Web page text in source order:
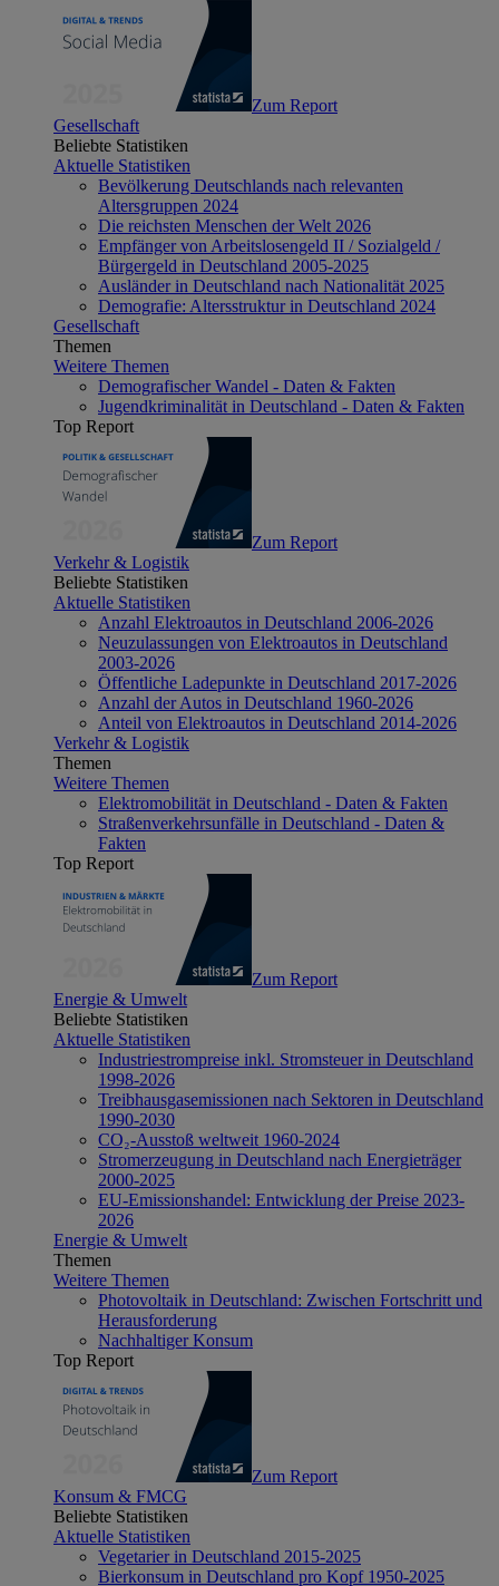
Zum Report
Gesellschaft
Beliebte Statistiken
Aktuelle Statistiken
Bevölkerung Deutschlands nach relevanten
Altersgruppen 2024
Die reichsten Menschen der Welt 2026
Empfänger von Arbeitslosengeld II / Sozialgeld /
Bürgergeld in Deutschland 2005-2025
Ausländer in Deutschland nach Nationalität 2025
Demografie: Altersstruktur in Deutschland 2024
Gesellschaft
Themen
Weitere Themen
Demografischer Wandel - Daten & Fakten
Jugendkriminalität in Deutschland - Daten & Fakten
Top Report
Zum Report
Verkehr & Logistik
Beliebte Statistiken
Aktuelle Statistiken
Anzahl Elektroautos in Deutschland 2006-2026
Neuzulassungen von Elektroautos in Deutschland
2003-2026
Öffentliche Ladepunkte in Deutschland 2017-2026
Anzahl der Autos in Deutschland 1960-2026
Anteil von Elektroautos in Deutschland 2014-2026
Verkehr & Logistik
Themen
Weitere Themen
Elektromobilität in Deutschland - Daten & Fakten
Straßenverkehrsunfälle in Deutschland - Daten &
Fakten
Top Report
Zum Report
Energie & Umwelt
Beliebte Statistiken
Aktuelle Statistiken
Industriestrompreise inkl. Stromsteuer in Deutschland
1998-2026
Treibhausgasemissionen nach Sektoren in Deutschland
1990-2030
CO₂-Ausstoß weltweit 1960-2024
Stromerzeugung in Deutschland nach Energieträger
2000-2025
EU-Emissionshandel: Entwicklung der Preise 2023-
2026
Energie & Umwelt
Themen
Weitere Themen
Photovoltaik in Deutschland: Zwischen Fortschritt und
Herausforderung
Nachhaltiger Konsum
Top Report
Zum Report
Konsum & FMCG
Beliebte Statistiken
Aktuelle Statistiken
Vegetarier in Deutschland 2015-2025
Bierkonsum in Deutschland pro Kopf 1950-2025